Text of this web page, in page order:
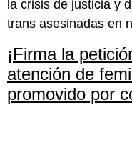
la crisis de justicia y
trans asesinadas en
¡Firma la
atención de
promovido por